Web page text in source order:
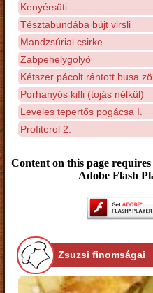
Kenyérsüti
Tésztabundába bújt virsli
Mandzsúriai csirke
Zabpehelygolyó
Kétszer pácolt rántott busa
Porhanyós kifli (tojás nélkül)
Leveles tepertős pogácsa I.
Profiterol 2.
Content on this page
Adobe Flash
Zsuzsi finomságai